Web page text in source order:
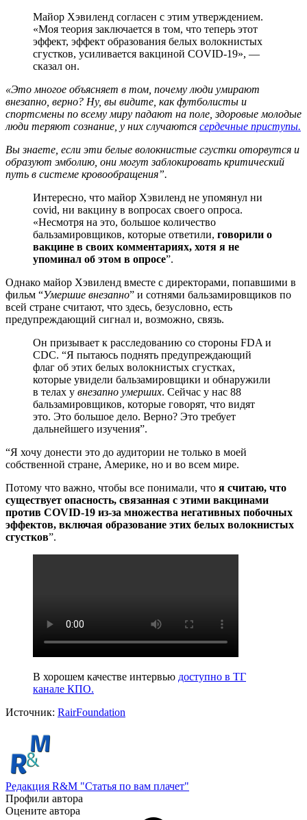
Майор Хэвиленд согласен с этим утверждением.
«Моя теория заключается в том, что теперь этот
эффект, эффект образования белых волокнистых
сгустков, усиливается вакциной COVID-19», —
сказал он.
«Это многое объясняет в том, почему люди умирают
внезапно, верно? Ну, вы видите, как футболисты и
спортсмены по всему миру падают на поле, здоровые молодые
люди теряют сознание, у них случаются сердечные приступы.
Вы знаете, если эти белые волокнистые сгустки оторвутся и
образуют эмболию, они могут заблокировать критический
путь в системе кровообращения”.
Интересно, что майор Хэвиленд не упомянул ни
covid, ни вакцину в вопросах своего опроса.
«Несмотря на это, большое количество
бальзамировщиков, которые ответили, говорили о
вакцине в своих комментариях, хотя я не
упоминал об этом в опросе”.
Однако майор Хэвиленд вместе с директорами, попавшими в
фильм “Умершие внезапно” и сотнями бальзамировщиков по
всей стране считают, что здесь, безусловно, есть
предупреждающий сигнал и, возможно, связь.
Он призывает к расследованию со стороны FDA и
CDC. “Я пытаюсь поднять предупреждающий
флаг об этих белых волокнистых сгустках,
которые увидели бальзамировщики и обнаружили
в телах у внезапно умерших. Сейчас у нас 88
бальзамировщиков, которые говорят, что видят
это. Это большое дело. Верно? Это требует
дальнейшего изучения”.
“Я хочу донести это до аудитории не только в моей
собственной стране, Америке, но и во всем мире.
Потому что важно, чтобы все понимали, что я считаю, что
существует опасность, связанная с этими вакцинами
против COVID-19 из-за множества негативных побочных
эффектов, включая образование этих белых волокнистых
сгустков”.
В хорошем качестве интервью доступно в ТГ
канале КПО.
Источник: RairFoundation
Редакция R&M "Статья по вам плачет"
Профили автора
Оцените автора